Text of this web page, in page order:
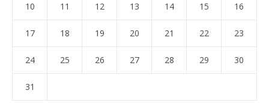
10 11 12 13 14 15 16
17 18 19 20 21 22 23
24 25 26 27 28 29 30
31